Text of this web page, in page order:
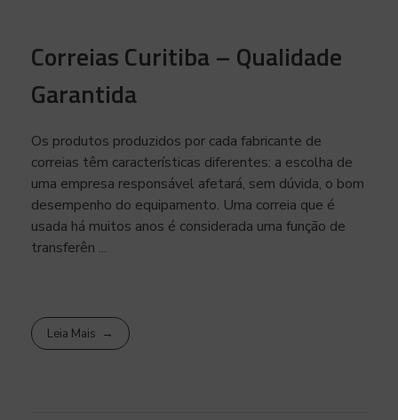
Correias Curitiba – Qualidade
Garantida
Os produtos produzidos por cada fabricante de
correias têm características diferentes: a escolha de
uma empresa responsável afetará, sem dúvida, o bom
desempenho do equipamento. Uma correia que é
usada há muitos anos é considerada uma função de
transferên ...
Leia Mais